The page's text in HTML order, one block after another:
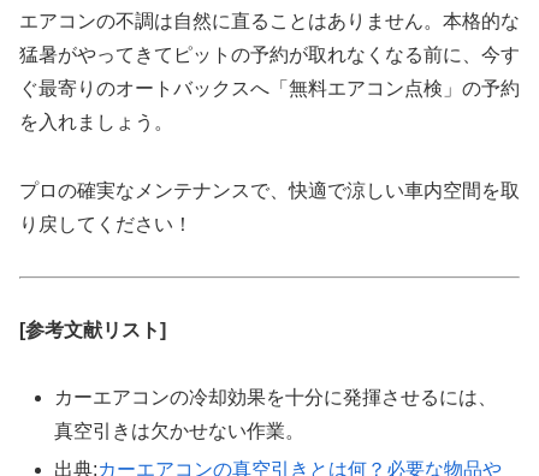
エアコンの不調は自然に直ることはありません。本格的な
猛暑がやってきてピットの予約が取れなくなる前に、今す
ぐ最寄りのオートバックスへ「無料エアコン点検」の予約
を入れましょう。
プロの確実なメンテナンスで、快適で涼しい車内空間を取
り戻してください！
[参考文献リスト]
カーエアコンの冷却効果を十分に発揮させるには、
真空引きは欠かせない作業。
出典:カーエアコンの真空引きとは何？必要な物品や